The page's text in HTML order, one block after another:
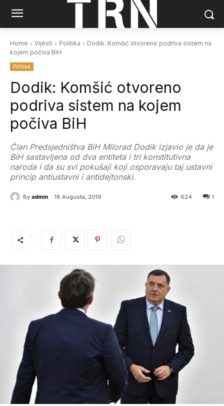
Home Vijesti Politika
Dodik: Komšić otvoreno podriva sistem na
kojem počiva BiH
Politika
Dodik: Komšić otvoreno
podriva sistem na kojem
počiva BiH
Član Predsjedništva BiH Milorad Dodik izjavio je da je
BiH sastavljena od dva entiteta i tri konstitutivna
naroda i da su svi pokušaji koji osporavaju taj ustavni
princip antiustavni i antidejtonski.
By admin 18 Augusta, 2019 1
624